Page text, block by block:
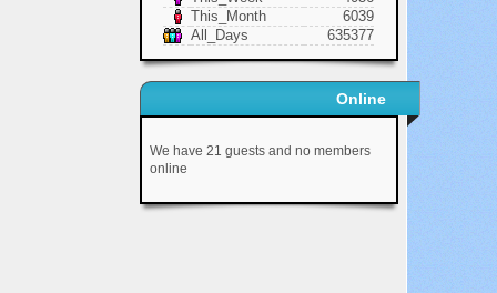
This_Month
6039
All_Days
635377
Online
We have 21 guests and no members
online